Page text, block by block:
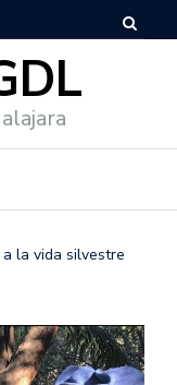
a la vida silvestre